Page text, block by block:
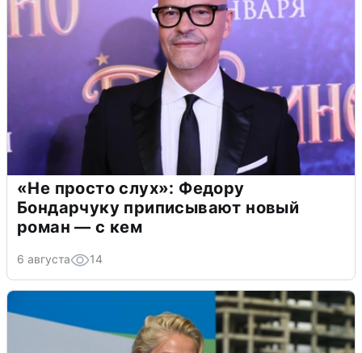
«Не просто слух»: Федору
Бондарчуку приписывают новый
роман — с кем
6 августа 14